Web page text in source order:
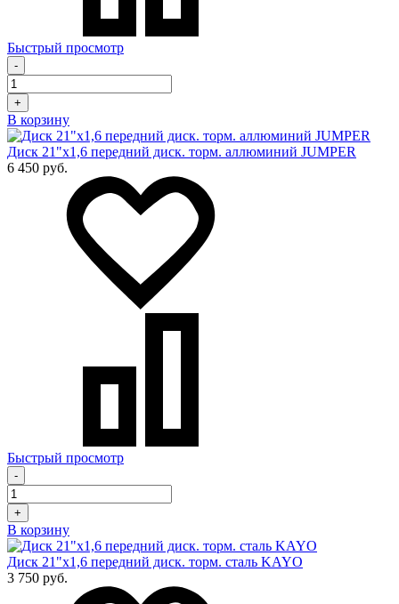
Быстрый просмотр
-
+
В корзину
Диск 21"х1,6 передний диск. торм. аллюминий JUMPER
6 450 руб.
Быстрый просмотр
-
+
В корзину
Диск 21"х1,6 передний диск. торм. сталь KAYO
3 750 руб.